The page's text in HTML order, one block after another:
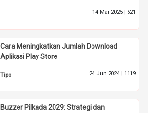
14 Mar 2025 | 521
Cara Meningkatkan Jumlah Download
Aplikasi Play Store
Tips 24 Jun 2024 | 1119
Buzzer Pilkada 2029: Strategi dan